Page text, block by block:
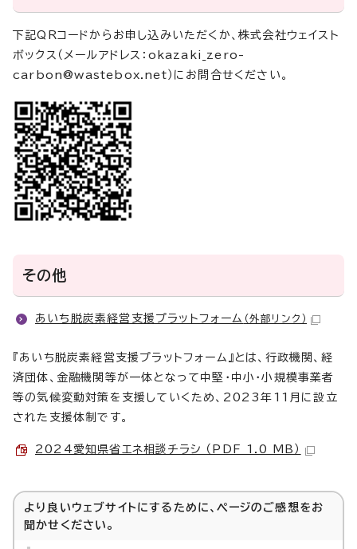
下記QRコードからお申し込みいただくか、株式会社ウェイスト
ボックス（メールアドレス：okazaki_zero-
carbon@wastebox.net）にお問合せください。
その他
あいち脱炭素経営支援プラットフォーム （外部リンク）
『あいち脱炭素経営支援プラットフォーム』とは、行政機関、経
済団体、金融機関等が一体となって中堅・中小・小規模事業者
等の気候変動対策を支援していくため、2023年11月に設立
された支援体制です。
2024愛知県省エネ相談チラシ （PDF 1.0 MB）
より良いウェブサイトにするために、ページのご感想をお
聞かせください。